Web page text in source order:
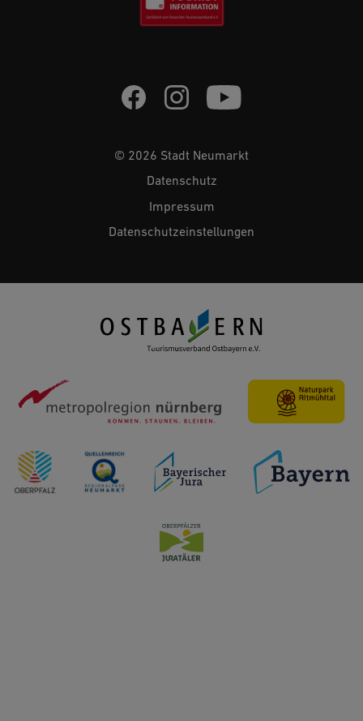
© 2026 Stadt Neumarkt
Datenschutz
Impressum
Datenschutzeinstellungen